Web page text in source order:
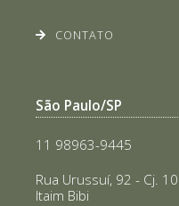
CONTATO
São Paulo/SP
11 98963-9445
Rua Urussuí, 92 - Cj.
Itaim Bibi